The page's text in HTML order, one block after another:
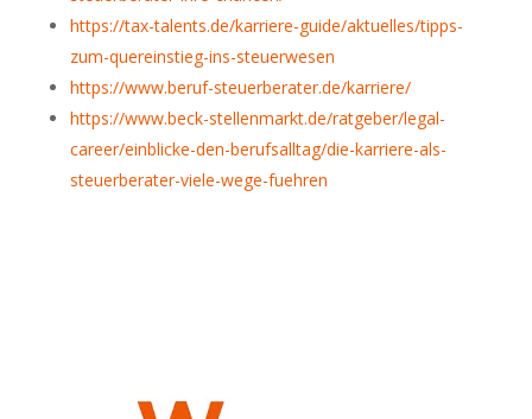
https://tax-talents.de/karriere-guide/aktuelles/tipps-
zum-quereinstieg-ins-steuerwesen
https://www.beruf-steuerberater.de/karriere/
https://www.beck-stellenmarkt.de/ratgeber/legal-
career/einblicke-den-berufsalltag/die-karriere-als-
steuerberater-viele-wege-fuehren